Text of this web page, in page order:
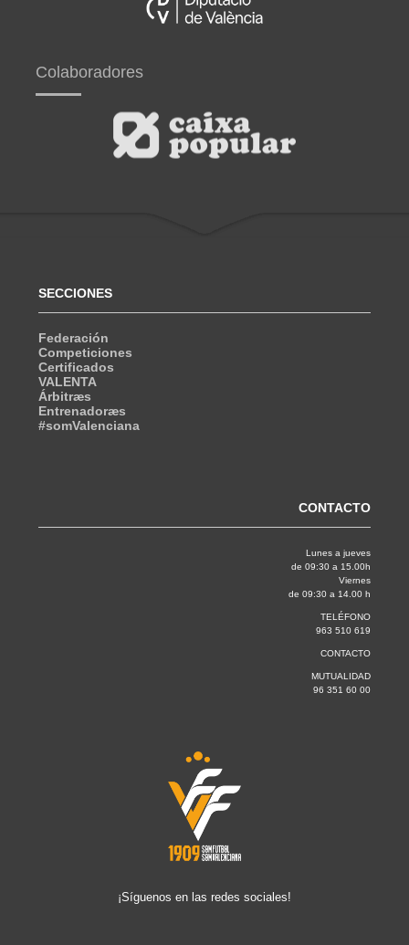
Colaboradores
SECCIONES
Federación
Competiciones
Certificados
VALENTA
Árbitræs
Entrenadoræs
#somValenciana
CONTACTO
Lunes a jueves
de 09:30 a 15.00h
Viernes
de 09:30 a 14.00 h
TELÉFONO
963 510 619
CONTACTO
MUTUALIDAD
96 351 60 00
¡Síguenos en las redes sociales!